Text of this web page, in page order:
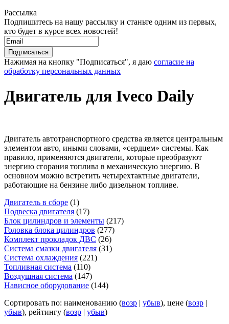
Рассылка
Подпишитесь на нашу рассылку и станьте одним из первых,
кто будет в курсе всех новостей!
Нажимая на кнопку "Подписаться", я даю согласие на
обработку персональных данных
Двигатель для Iveco Daily
Двигатель автотранспортного средства является центральным
элементом авто, иными словами, «сердцем» системы. Как
правило, применяются двигатели, которые преобразуют
энергию сгорания топлива в механическую энергию. В
основном можно встретить четырехтактные двигатели,
работающие на бензине либо дизельном топливе.
Двигатель в сборе (1)
Подвеска двигателя (17)
Блок цилиндров и элементы (217)
Головка блока цилиндров (277)
Комплект прокладок ДВС (26)
Система смазки двигателя (31)
Система охлаждения (221)
Топливная система (110)
Воздушная система (147)
Нависное оборудование (144)
Сортировать по: наименованию (возр | убыв), цене (возр |
убыв), рейтингу (возр | убыв)